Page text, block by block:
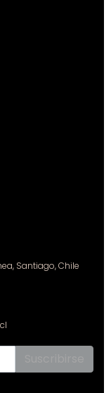
Santiago, Chile